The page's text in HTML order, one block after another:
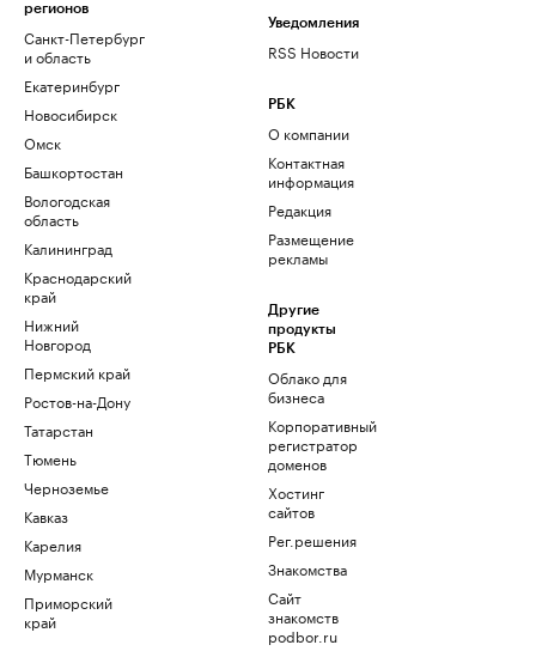
регионов
Санкт-Петербург
и область
Екатеринбург
Новосибирск
Омск
Башкортостан
Вологодская
область
Калининград
Краснодарский
край
Нижний
Новгород
Пермский край
Ростов-на-Дону
Татарстан
Тюмень
Черноземье
Кавказ
Карелия
Мурманск
Приморский
край
Уведомления
RSS Новости
РБК
О компании
Контактная
информация
Редакция
Размещение
рекламы
Другие
продукты
РБК
Облако для
бизнеса
Корпоративный
регистратор
доменов
Хостинг
сайтов
Рег.решения
Знакомства
Сайт
знакомств
podbor.ru